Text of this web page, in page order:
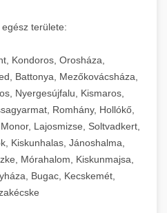
tartósítási megoldások.
csomagoló gép
számára. Nagy
főzőberendezés precíz
szabályozással.
sütősütő
+
és hűtőkamrák
számára.
megoldások nagy
+
nagy
Gyors tisztítási
képességekkel.
Gép +
területe:
Kondoros, Orosháza,
Battonya, Mezőkovácsháza,
Nyergesújfalu, Kismaros,
Romhány, Hollókő,
Lajosmizse, Soltvadkert,
Kiskunhalas, Jánoshalma,
Mórahalom, Kiskunmajsa,
Bugac, Kecskemét,